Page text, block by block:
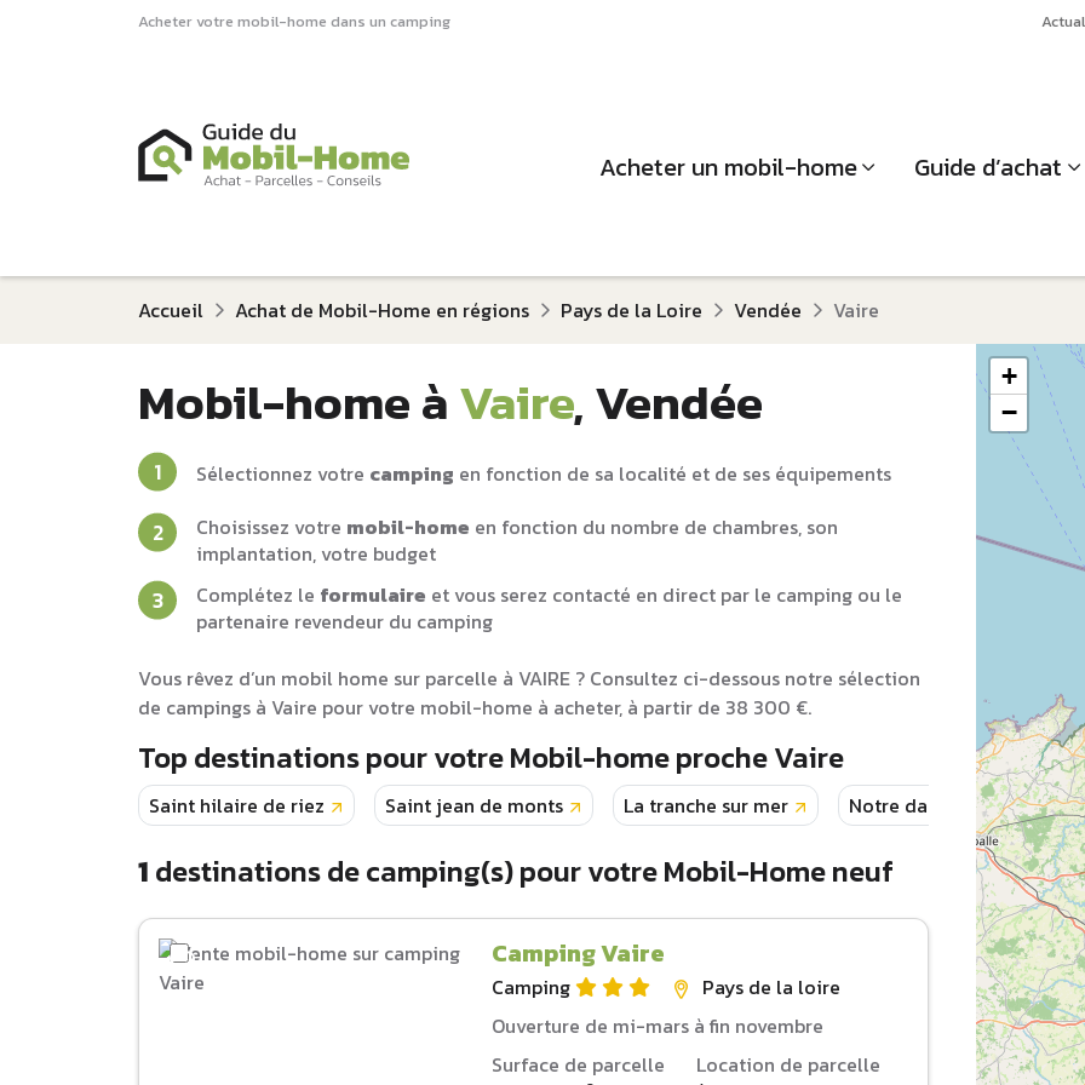
Acheter votre mobil-home dans un camping
Acheter un mobil-home Guide d’achat
Accueil Achat de Mobil-Home en régions Pays de la Loire Vendée Vaire
+
−
Mobil-home àVaire, Vendée
Sélectionnez votre camping en fonction de sa localité et de ses équipements
Choisissez votre mobil-home en fonction du nombre de chambres, son
implantation, votre budget
Complétez le formulaire et vous serez contacté en direct par le camping ou le
partenaire revendeur du camping
Vous rêvez d’un mobil home sur parcelle à VAIRE ? Consultez ci-dessous notre sélection
de campings à Vaire pour votre mobil-home à acheter, à partir de 38 300 €.
Top destinations pour votre Mobil-home proche Vaire
Saint hilaire de riez Saint jean de monts La tranche sur mer Notre dame de monts
1 destinations de camping(s) pour votre Mobil-Home neuf
Camping Vaire
Camping
Pays de la loire
Ouverture de mi-mars à fin novembre
Surface de parcelle
Location de parcelle